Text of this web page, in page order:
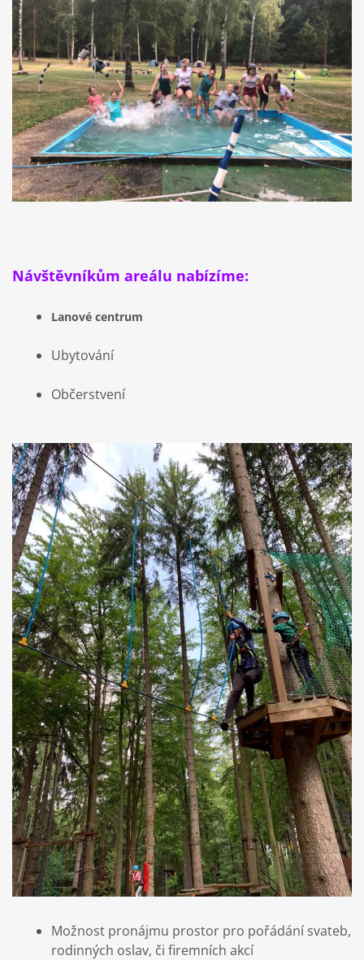
Návštěvníkům areálu nabízíme:
Lanové centrum
Ubytování
Občerstvení
Možnost pronájmu prostor pro pořádání svateb,
rodinných oslav, či firemních akcí